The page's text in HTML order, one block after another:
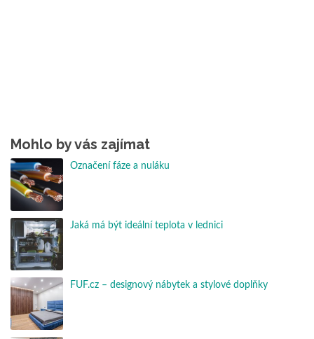
Mohlo by vás zajímat
Označení fáze a nuláku
Jaká má být ideální teplota v lednici
FUF.cz – designový nábytek a stylové doplňky